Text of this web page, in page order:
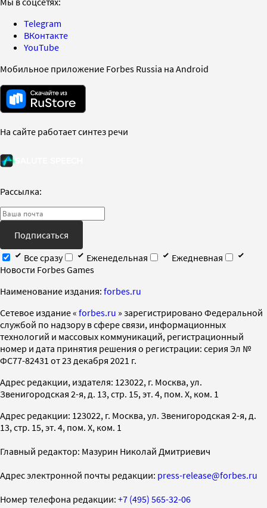
Telegram
ВКонтакте
YouTube
Мобильное приложение Forbes Russia на Android
На сайте работает синтез речи
Рассылка:
Подписаться
Все сразу
Еженедельная
Ежедневная
Новости Forbes Games
Наименование издания: forbes.ru
Cетевое издание « forbes.ru » зарегистрировано Федеральной
службой по надзору в сфере связи, информационных
технологий и массовых коммуникаций, регистрационный
номер и дата принятия решения о регистрации: серия Эл №
ФС77-82431 от 23 декабря 2021 г.
Адрес редакции, издателя: 123022, г. Москва, ул.
Звенигородская 2-я, д. 13, стр. 15, эт. 4, пом. X, ком. 1
Адрес редакции: 123022, г. Москва, ул. Звенигородская 2-я, д.
13, стр. 15, эт. 4, пом. X, ком. 1
Главный редактор: Мазурин Николай Дмитриевич
Адрес электронной почты редакции: press-release@forbes.ru
Номер телефона редакции: +7 (495) 565-32-06